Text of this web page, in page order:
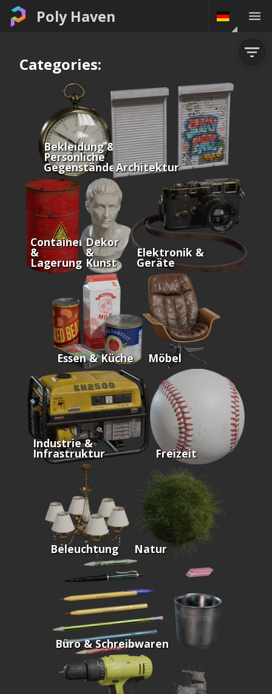
Poly Haven
Categories:
Bekleidung &
Persönliche
GegenständeArchitektur
Container
&
Lagerung
Dekor
&
Kunst
Elektronik &
Geräte
Essen & Küche Möbel
Industrie &
Infrastruktur Freizeit
Beleuchtung Natur
Büro & Schreibwaren